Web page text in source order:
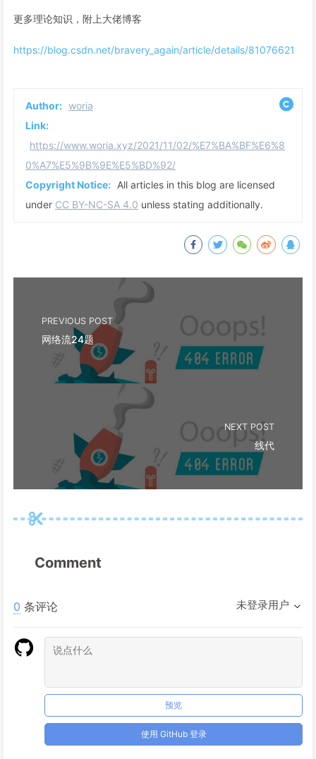
更多理论知识，附上大佬博客
https://blog.csdn.net/bravery_again/article/details/81076621
Author: woria
Link:
https://www.woria.xyz/2021/11/02/%E7%BA%BF%E6%8
0%A7%E5%9B%9E%E5%BD%92/
Copyright Notice: All articles in this blog are licensed
under CC BY-NC-SA 4.0 unless stating additionally.
PREVIOUS POST
网络流24题
NEXT POST
线代
Comment
0 条评论 未登录用户
预览
使用 GitHub 登录